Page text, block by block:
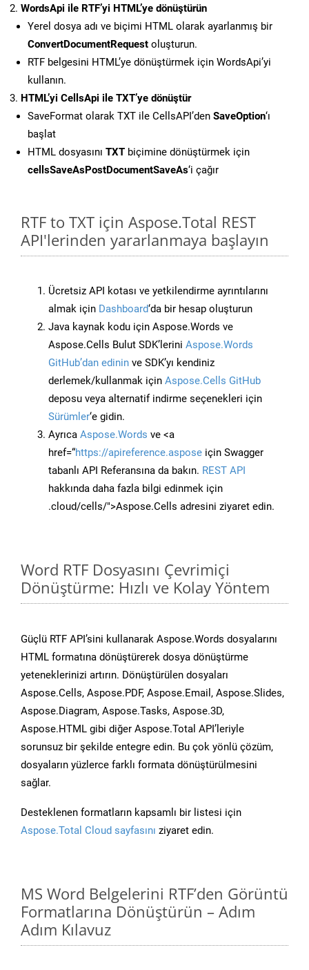
WordsApi ile RTF’yi HTML’ye dönüştürün
Yerel dosya adı ve biçimi HTML olarak ayarlanmış bir
ConvertDocumentRequest oluşturun.
RTF belgesini HTML’ye dönüştürmek için WordsApi’yi
kullanın.
HTML’yi CellsApi ile TXT’ye dönüştür
SaveFormat olarak TXT ile CellsAPI’den SaveOption‘ı
başlat
HTML dosyasını TXT biçimine dönüştürmek için
cellsSaveAsPostDocumentSaveAs‘i çağır
RTF to TXT için Aspose.Total REST
API'lerinden yararlanmaya başlayın
Ücretsiz API kotası ve yetkilendirme ayrıntılarını
almak için Dashboard‘da bir hesap oluşturun
Java kaynak kodu için Aspose.Words ve
Aspose.Cells Bulut SDK’lerini Aspose.Words
GitHub’dan edinin ve SDK’yı kendiniz
derlemek/kullanmak için Aspose.Cells GitHub
deposu veya alternatif indirme seçenekleri için
Sürümler‘e gidin.
Ayrıca Aspose.Words ve <a
href=“https://apireference.aspose için Swagger
tabanlı API Referansına da bakın. REST API
hakkında daha fazla bilgi edinmek için
.cloud/cells/">Aspose.Cells adresini ziyaret edin.
Word RTF Dosyasını Çevrimiçi
Dönüştürme: Hızlı ve Kolay Yöntem
Güçlü RTF API’sini kullanarak Aspose.Words dosyalarını
HTML formatına dönüştürerek dosya dönüştürme
yeteneklerinizi artırın. Dönüştürülen dosyaları
Aspose.Cells, Aspose.PDF, Aspose.Email, Aspose.Slides,
Aspose.Diagram, Aspose.Tasks, Aspose.3D,
Aspose.HTML gibi diğer Aspose.Total API’leriyle
sorunsuz bir şekilde entegre edin. Bu çok yönlü çözüm,
dosyaların yüzlerce farklı formata dönüştürülmesini
sağlar.
Desteklenen formatların kapsamlı bir listesi için
Aspose.Total Cloud sayfasını ziyaret edin.
MS Word Belgelerini RTF’den Görüntü
Formatlarına Dönüştürün – Adım
Adım Kılavuz